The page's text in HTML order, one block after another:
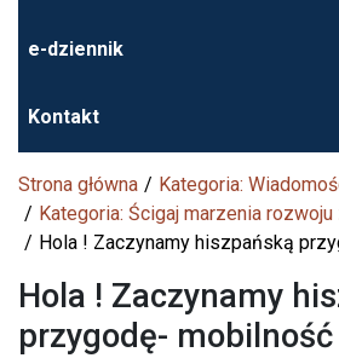
e-dziennik
Kontakt
Strona główna
Kategoria:
Kategoria: Ścigaj marzenia
Hola ! Zaczynamy hiszpańską
Hola ! Zaczynamy
przygodę- mobilność